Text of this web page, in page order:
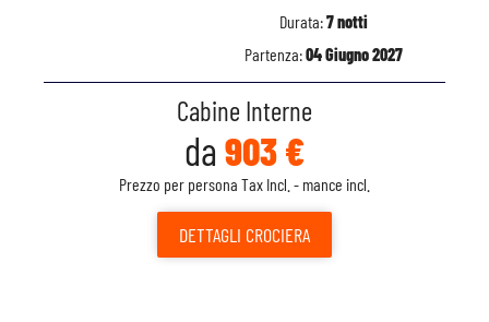
Durata:7 notti
Partenza:04 Giugno 2027
Cabine Interne
da 903 €
Prezzo per persona Tax Incl. - mance incl.
DETTAGLI CROCIERA